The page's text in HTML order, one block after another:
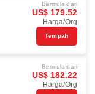
Bermula dari
US$ 179.52
Harga/Org
Tempah
Bermula dari
US$ 182.22
Harga/Org